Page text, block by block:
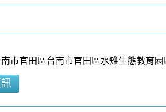
市官田區台南市官田區水雉生態教育